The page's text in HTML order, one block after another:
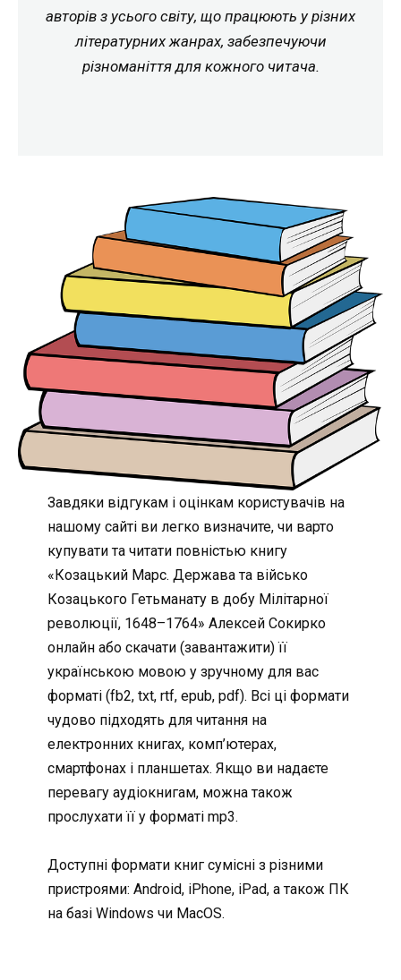
авторів з усього світу, що працюють у різних
літературних жанрах, забезпечуючи
різноманіття для кожного читача.
Завдяки відгукам і оцінкам користувачів на
нашому сайті ви легко визначите, чи варто
купувати та читати повністью книгу
«Козацький Марс. Держава та військо
Козацького Гетьманату в добу Мілітарної
революції, 1648–1764» Алексей Сокирко
онлайн або скачати (завантажити) її
українською мовою у зручному для вас
форматі (fb2, txt, rtf, epub, pdf). Всі ці формати
чудово підходять для читання на
електронних книгах, комп’ютерах,
смартфонах і планшетах. Якщо ви надаєте
перевагу аудіокнигам, можна також
прослухати її у форматі mp3.
Доступні формати книг сумісні з різними
пристроями: Android, iPhone, iPad, а також ПК
на базі Windows чи MacOS.